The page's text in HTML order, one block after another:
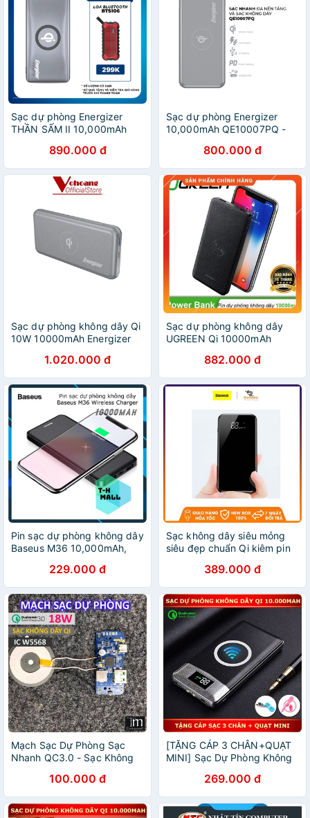
Sạc dự phòng Energizer
THẦN SẤM II 10,000mAh
nhanh đa nền tảng, sạc
không dây chuẩn Qi
890.000 đ
Sạc dự phòng Energizer
10,000mAh QE10007PQ -
tảng, sạc không dây 10W
chuẩn Qi, PD 18W
800.000 đ
Sạc dự phòng không dây Qi
10W 10000mAh Energizer
1.020.000 đ
Sạc dự phòng không dây
UGREEN Qi 10000mAh
882.000 đ
Pin sạc dự phòng không dây
Baseus M36 10,000mAh,
Charger, LED229.000 đ
Sạc không dây siêu mỏng
siêu đẹp chuẩn Qi kiêm pin
389.000 đ
Mạch Sạc Dự Phòng Sạc
Nhanh QC3.0 - Sạc Không
100.000 đ
[TẶNG CÁP 3 CHÂN+QUẠT
MINI] Sạc Dự Phòng Không
LUXQI1- SIÊU ĐỘC, SIÊU
ĐẸP
269.000 đ